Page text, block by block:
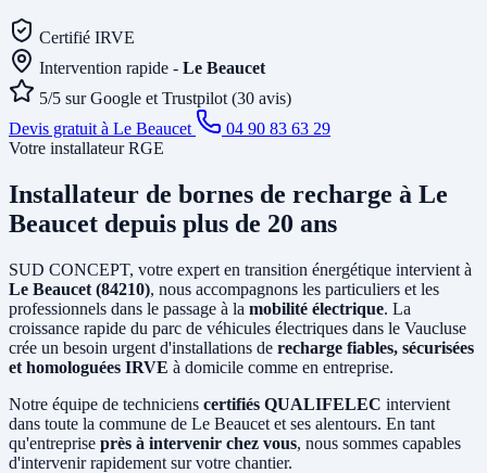
Certifié IRVE
Intervention rapide - Le Beaucet
5/5 sur Google et Trustpilot (30 avis)
Devis gratuit à Le Beaucet
04 90 83 63 29
Votre installateur RGE
Installateur de bornes de recharge à Le
Beaucet depuis plus de 20 ans
SUD CONCEPT, votre expert en transition énergétique intervient à
Le Beaucet (84210), nous accompagnons les particuliers et les
professionnels dans le passage à la mobilité électrique. La
croissance rapide du parc de véhicules électriques dans le Vaucluse
crée un besoin urgent d'installations de recharge fiables, sécurisées
et homologuées IRVE à domicile comme en entreprise.
Notre équipe de techniciens certifiés QUALIFELEC intervient
dans toute la commune de Le Beaucet et ses alentours. En tant
qu'entreprise près à intervenir chez vous, nous sommes capables
d'intervenir rapidement sur votre chantier.